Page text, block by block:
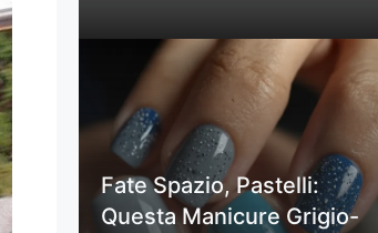
Fate Spazio, Pastelli:
Questa Manicure Grigio-